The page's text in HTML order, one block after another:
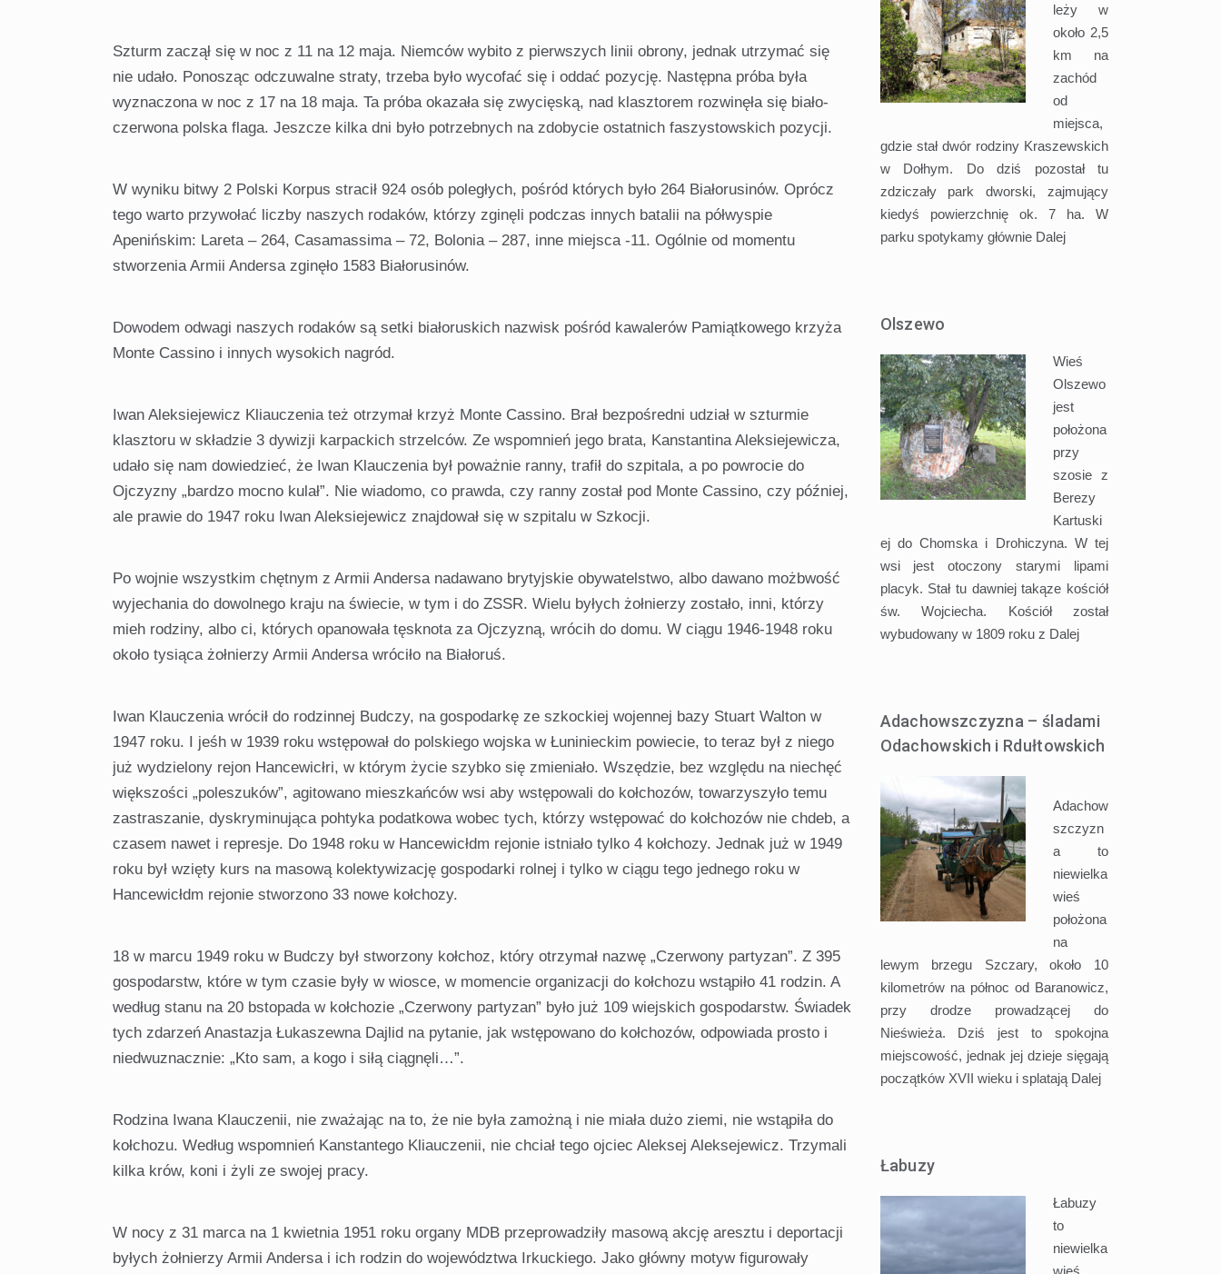
Szturm zaczął się w noc z 11 na 12 maja. Niemców wybito z pierwszych linii obrony, jednak utrzymać się
nie udało. Ponosząc odczuwalne straty, trzeba było wycofać się i oddać pozycję. Następna próba była
wyznaczona w noc z 17 na 18 maja. Ta próba okazała się zwycięską, nad klasztorem rozwinęła się biało-
czerwona polska flaga. Jeszcze kilka dni było potrzebnych na zdobycie ostatnich faszystowskich pozycji.
W wyniku bitwy 2 Polski Korpus stracił 924 osób pole­głych, pośród których było 264 Białorusinów. Oprócz
tego warto przywołać liczby naszych rodaków, którzy zginęli podczas innych batalii na półwyspie
Apenińskim: Lareta – 264, Casamassima – 72, Bolonia – 287, inne miejsca -11. Ogólnie od momentu
stworzenia Armii Andersa zginęło 1583 Białorusinów.
Dowodem odwagi naszych rodaków są setki białoru­skich nazwisk pośród kawalerów Pamiątkowego krzyża
Monte Cassino i innych wysokich nagród.
Iwan Aleksiejewicz Kliauczenia też otrzymał krzyż Monte Cassino. Brał bezpośredni udział w szturmie
klasztoru w składzie 3 dywizji karpackich strzelców. Ze wspomnień jego brata, Kanstantina Aleksiejewicza,
udało się nam dowiedzieć, że Iwan Klauczenia był poważnie ranny, trafił do szpitala, a po powrocie do
Ojczyzny „bardzo mocno kulał”. Nie wiadomo, co prawda, czy ranny został pod Monte Cassino, czy później,
ale prawie do 1947 roku Iwan Aleksiejewicz znajdował się w szpitalu w Szkocji.
Po wojnie wszystkim chętnym z Armii Andersa nada­wano brytyjskie obywatelstwo, albo dawano możbwość
wyjechania do dowolnego kraju na świecie, w tym i do ZSSR. Wielu byłych żołnierzy zostało, inni, którzy
mieh rodziny, albo ci, których opanowała tęsknota za Ojczy­zną, wrócih do domu. W ciągu 1946-1948 roku
około tysiąca żołnierzy Armii Andersa wróciło na Białoruś.
Iwan Klauczenia wrócił do rodzinnej Budczy, na gospodarkę ze szkockiej wojennej bazy Stuart Walton w
1947 roku. I jeśh w 1939 roku wstępował do polskiego wojska w Łuninieckim powiecie, to teraz był z niego
już wydzielony rejon Hancewicłri, w którym życie szybko się zmieniało. Wszędzie, bez względu na niechęć
więk­szości „poleszuków”, agitowano mieszkańców wsi aby wstępowali do kołchozów, towarzyszyło temu
zastra­szanie, dyskryminująca pohtyka podatkowa wobec tych, którzy wstępować do kołchozów nie chdeb, a
czasem nawet i represje. Do 1948 roku w Hancewicłdm rejonie istniało tylko 4 kołchozy. Jednak już w 1949
roku był wzięty kurs na masową kolektywizację gospodarki rolnej i tylko w ciągu tego jednego roku w
Hancewicłdm rejo­nie stworzono 33 nowe kołchozy.
18 w marcu 1949 roku w Budczy był stworzony kołchoz, który otrzymał nazwę „Czerwony partyzan”. Z 395
gospodarstw, które w tym czasie były w wio­sce, w momencie organizacji do kołchozu wstąpiło 41 rodzin. A
według stanu na 20 bstopada w kołchozie „Czerwony partyzan” było już 109 wiejskich gospo­darstw. Świadek
tych zdarzeń Anasta­zja Łukaszewna Dajlid na pytanie, jak wstępowano do kołchozów, odpowiada prosto i
niedwuznacznie: „Kto sam, a kogo i siłą ciągnęli…”.
Rodzina Iwana Klauczenii, nie zważając na to, że nie była zamożną i nie miała dużo ziemi, nie wstąpiła do
kołchozu. Według wspomnień Kanstantego Kliauczenii, nie chciał tego ojciec Aleksej Aleksejewicz. Trzy­mali
kilka krów, koni i żyli ze swojej pracy.
W nocy z 31 marca na 1 kwietnia 1951 roku organy MDB przeprowadziły masową akcję aresztu i deporta­cji
byłych żołnierzy Armii Andersa i ich rodzin do wo­jewództwa Irkuckiego. Jako główny motyw figurowały
leży w
około 2,5
km na
zachód
od
miejsca,
gdzie stał dwór rodziny Kraszewskich
w Dołhym. Do dziś pozostał tu
zdziczały park dworski, zajmujący
kiedyś powierzchnię ok. 7 ha. W
parku spotykamy głównie Dalej
Olszewo
Wieś
Olszewo
jest
położona
przy
szosie z
Berezy
Kartuski
ej do Chomska i Drohiczyna. W tej
wsi jest otoczony starymi lipami
placyk. Stał tu dawniej takąze kościół
św. Wojciecha. Kościół został
wybudowany w 1809 roku z Dalej
Adachowszczyzna – śladami
Odachowskich i Rdułtowskich
Adachow
szczyzn
a to
niewielka
wieś
położona
na
lewym brzegu Szczary, około 10
kilometrów na północ od Baranowicz,
przy drodze prowadzącej do
Nieświeża. Dziś jest to spokojna
miejscowość, jednak jej dzieje sięgają
początków XVII wieku i splatają Dalej
Łabuzy
Łabuzy
to
niewielka
wieś